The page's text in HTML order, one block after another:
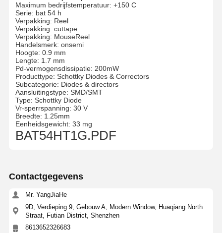
Maximum bedrijfstemperatuur: +150 C
Serie: bat 54 h
Verpakking: Reel
Verpakking: cuttape
Verpakking: MouseReel
Handelsmerk: onsemi
Hoogte: 0.9 mm
Lengte: 1.7 mm
Pd-vermogensdissipatie: 200mW
Producttype: Schottky Diodes & Correctors
Subcategorie: Diodes & directors
Aansluitingstype: SMD/SMT
Type: Schottky Diode
Vr-sperrspanning: 30 V
Breedte: 1.25mm
Eenheidsgewicht: 33 mg
BAT54HT1G.PDF
Contactgegevens
Mr. YangJiaHe
9D, Verdieping 9, Gebouw A, Modern Window, Huaqiang North
Straat, Futian District, Shenzhen
8613652326683